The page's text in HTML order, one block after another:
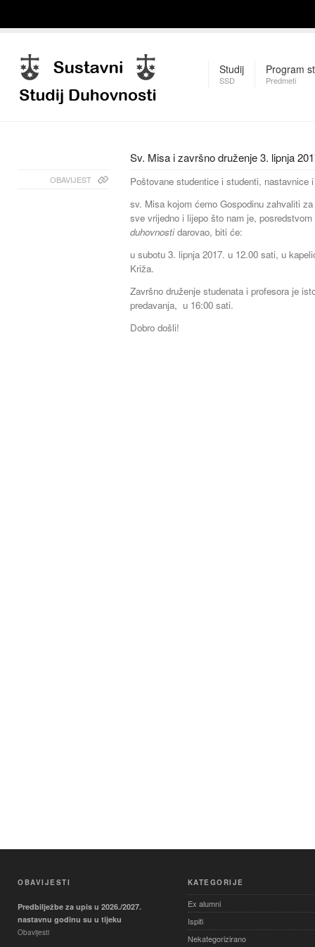
Studij
SSD
Program
Predmeti
Sv. Misa i završno druženje 3. lipnja
OBAVIJEST
Poštovane studentice i studenti, nastavnice
sv. Misa kojom ćemo Gospodinu zahvaliti
sve vrijedno i lijepo što nam je, posredstvom
duhovnostidarovao, biti će:
u subotu 3. lipnja 2017. u 12.00 sati, u
Križa.
Završno druženje studenata i profesora je
predavanja, u 16:00 sati.
Dobro došli!
OBAVIJESTI
Predbilježbe za upis u 2026./2027.
nastavnu godinu su u tijeku
Obavijesti
KATEGORIJE
Ex alumni
Ispiti
Nekategorizirano